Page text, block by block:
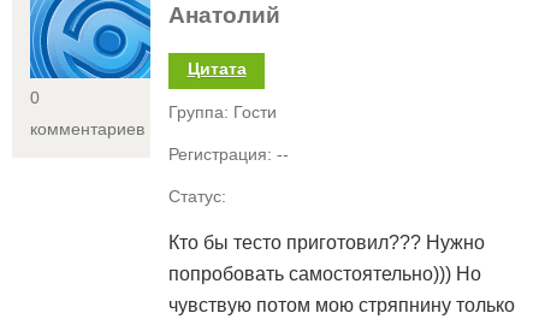
0
комментариев
Анатолий
Цитата
Группа: Гости
Регистрация: --
Статус:
Кто бы тесто приготовил??? Нужно
попробовать самостоятельно))) Но
чувствую потом мою стряпнину только